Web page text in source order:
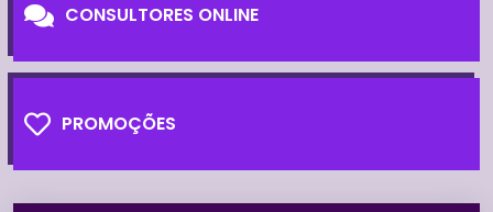
CONSULTORES ONLINE
PROMOÇÕES